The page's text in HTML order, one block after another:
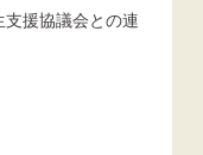
援協議会との連